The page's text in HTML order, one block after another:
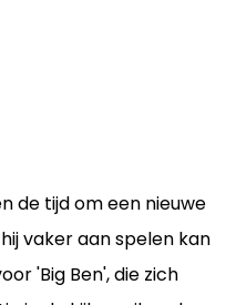
de tijd om een nieuwe
vaker aan spelen kan
'Big Ben', die zich